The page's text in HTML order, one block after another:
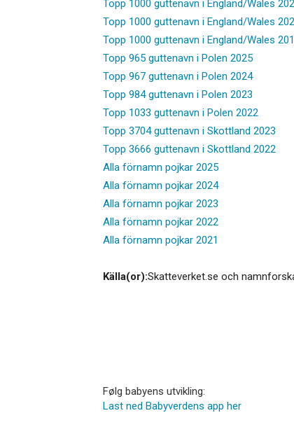
Topp 1000 guttenavn i England/Wales
Topp 1000 guttenavn i England/Wales
Topp 1000 guttenavn i England/Wales
Topp 965 guttenavn i Polen 2025
Topp 967 guttenavn i Polen 2024
Topp 984 guttenavn i Polen 2023
Topp 1033 guttenavn i Polen 2022
Topp 3704 guttenavn i Skottland 2023
Topp 3666 guttenavn i Skottland 2022
Alla förnamn pojkar 2025
Alla förnamn pojkar 2024
Alla förnamn pojkar 2023
Alla förnamn pojkar 2022
Alla förnamn pojkar 2021
Källa(or):Skatteverket.se och
Følg babyens utvikling:
Last ned Babyverdens app her